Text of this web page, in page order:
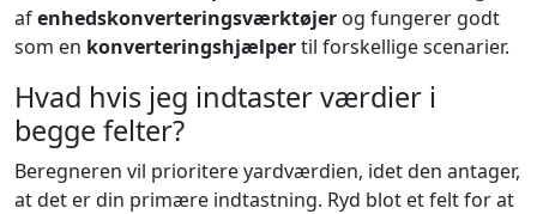
afenhedskonverteringsværktøjer og fungerer godt
som en konverteringshjælpertil forskellige scenarier.
Hvad hvis jeg indtaster værdier i
begge felter?
Beregneren vil prioritere yardværdien, idet den antager,
at det er din primære indtastning. Ryd blot et felt for at